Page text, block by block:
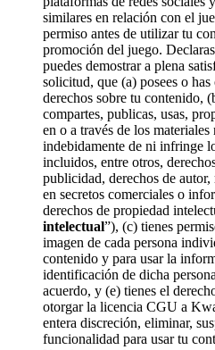
similares en relación con el
permiso antes de utilizar tu
promoción del juego.
puedes demostrar a plena
solicitud, que (a) posees o
derechos sobre tu contenido,
compartes, publicas, usas,
en o a través de los
indebidamente de ni infringe
incluidos, entre otros,
publicidad, derechos de autor,
en secretos comerciales o
derechos de propiedad
intelectual”), (c) tienes
imagen de cada persona
contenido y para usar la
identificación de dicha
acuerdo, y (e) tienes el
otorgar la licencia CGU a
entera discreción, eliminar,
funcionalidad para usar tu